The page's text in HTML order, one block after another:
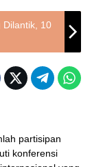
Dilantik, 10